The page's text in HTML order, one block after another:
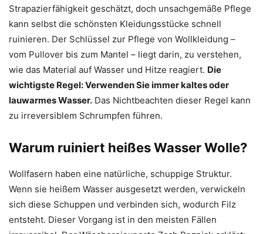
Strapazierfähigkeit geschätzt, doch unsachgemäße Pflege
kann selbst die schönsten Kleidungsstücke schnell
ruinieren. Der Schlüssel zur Pflege von Wollkleidung –
vom Pullover bis zum Mantel – liegt darin, zu verstehen,
wie das Material auf Wasser und Hitze reagiert. Die
wichtigste Regel: Verwenden Sie immer kaltes oder
lauwarmes Wasser. Das Nichtbeachten dieser Regel kann
zu irreversiblem Schrumpfen führen.
Warum ruiniert heißes Wasser Wolle?
Wollfasern haben eine natürliche, schuppige Struktur.
Wenn sie heißem Wasser ausgesetzt werden, verwickeln
sich diese Schuppen und verbinden sich, wodurch Filz
entsteht. Dieser Vorgang ist in den meisten Fällen